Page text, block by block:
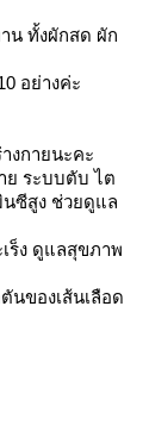
น ทั้งผักสด ผัก
อย่างค่ะ
งกายนะคะ
ย ระบบตับ ไต
นซีสูง ช่วยดูแล
ร็ง ดูแลสุขภาพ
นของเส้นเลือด